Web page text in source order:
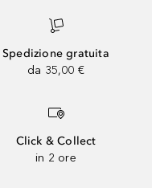
Spedizione gratuita
da 35,00 €
Click & Collect
in 2 ore